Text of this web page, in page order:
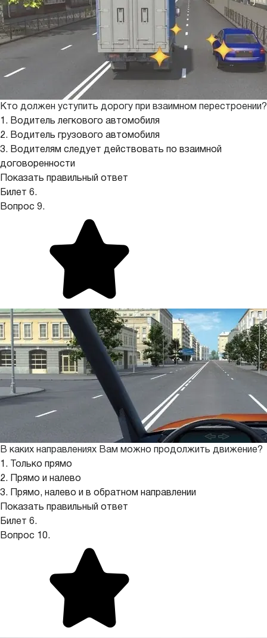
Кто должен уступить дорогу при взаимном перестроении?
1. Водитель легкового автомобиля
2. Водитель грузового автомобиля
3. Водителям следует действовать по взаимной
договоренности
Показать правильный ответ
Билет 6.
Вопрос 9.
В каких направлениях Вам можно продолжить движение?
1. Только прямо
2. Прямо и налево
3. Прямо, налево и в обратном направлении
Показать правильный ответ
Билет 6.
Вопрос 10.